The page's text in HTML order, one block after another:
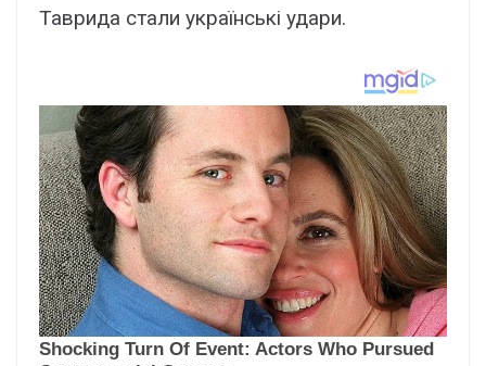
Таврида стали українські удари.